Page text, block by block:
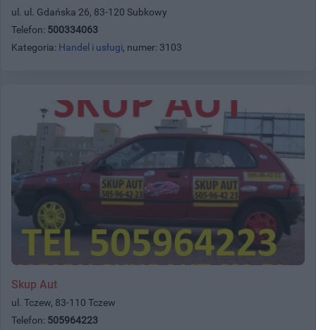
ul. ul. Gdańska 26, 83-120 Subkowy
Telefon: 500334063
Kategoria: Handel i usługi, numer: 3103
Skup Aut
ul. Tczew, 83-110 Tczew
Telefon: 505964223